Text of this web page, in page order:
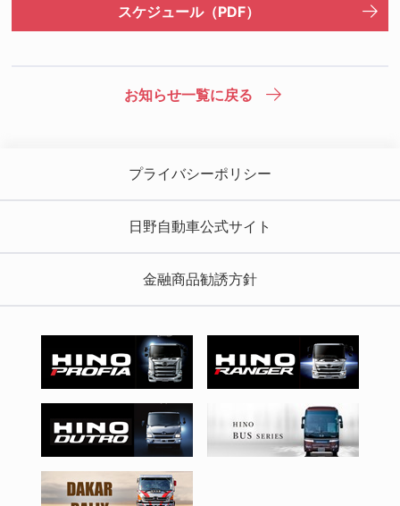
スケジュール（PDF）
お知らせ一覧に戻る
プライバシーポリシー
日野自動車公式サイト
金融商品勧誘方針